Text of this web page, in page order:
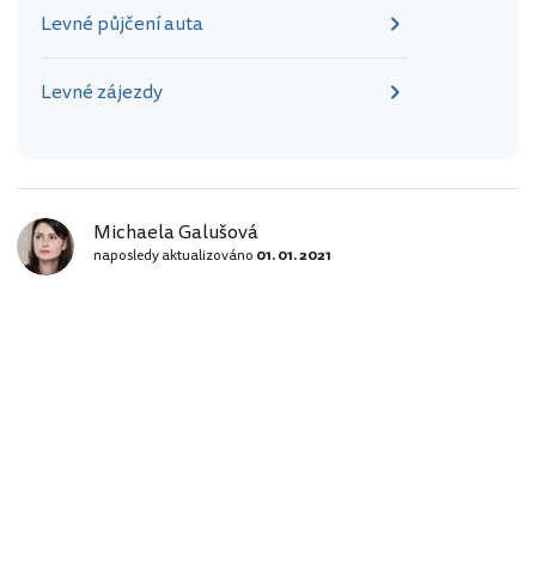
Levné půjčení auta
Levné zájezdy
Michaela Galušová
naposledy aktualizováno 01. 01. 2021